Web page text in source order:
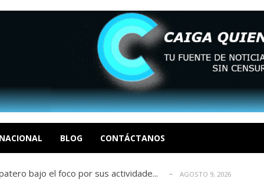
BLOG CONTÁCTANOS
en Venezuela tras finalizar su mis... AGOSTO 9, 2026
fondos para afectados por los terr... AGOSTO 9, 2026
deja un policía muerto AGOSTO 9, 2026
bajo el foco por sus actividade...
las secuelas que deja la prisión ... AGOSTO 9, 2026